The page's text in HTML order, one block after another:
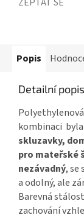
Popis
Detailní
kombinaci
skluzavky,
pro mateřské
nezávadný, se
a odolný, ale
Barevná
zachování